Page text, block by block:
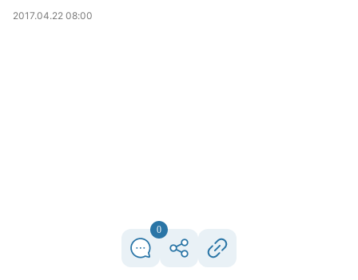
2017.04.22 08:00
0